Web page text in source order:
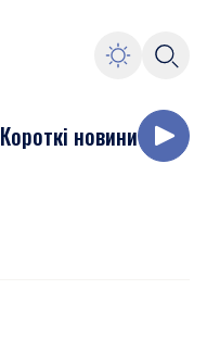
Короткі новини